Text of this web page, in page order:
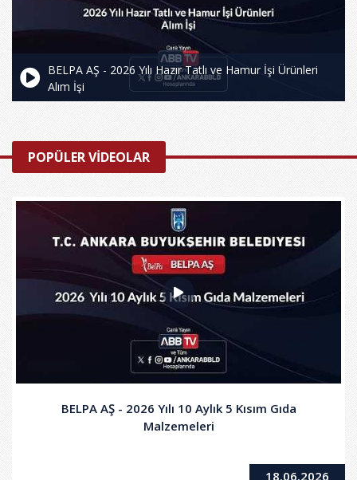
BELPA AŞ - 2026 Yılı Hazır Tatlı ve Hamur İşi Ürünleri
Alım İşi
POPÜLER VİDEOLAR
BELPA AŞ - 2026 Yılı 10 Aylık 5 Kısım Gıda
Malzemeleri
18.06.2026